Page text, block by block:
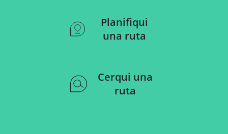
Planifiqui
una ruta
Cerqui una
ruta